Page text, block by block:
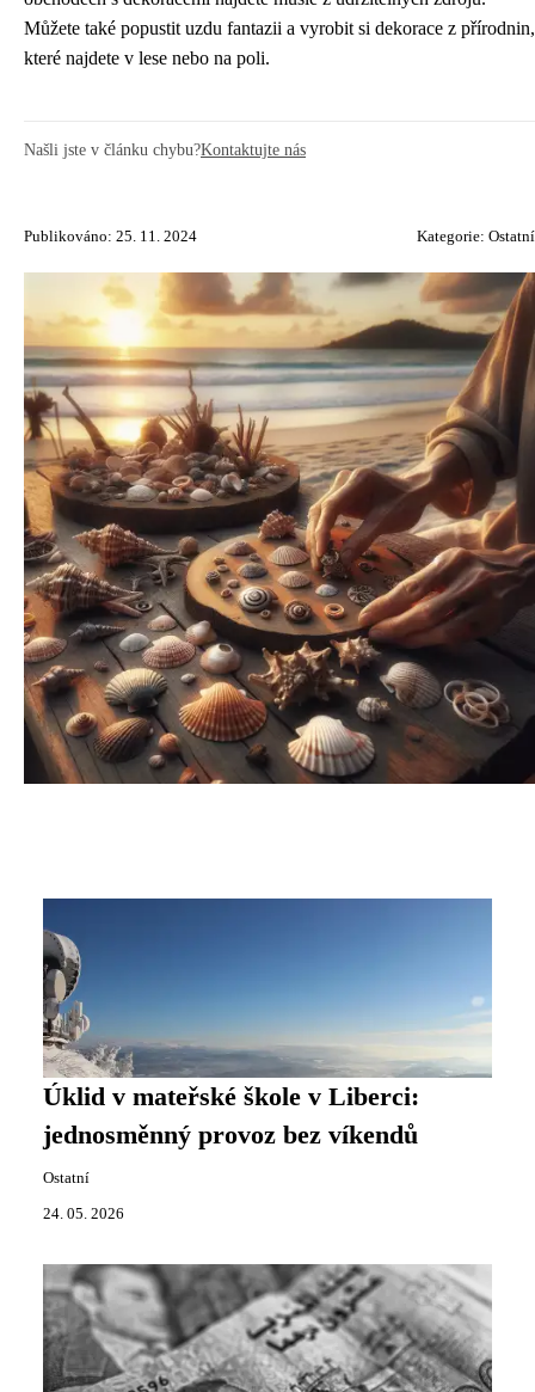
Můžete také popustit uzdu fantazii a vyrobit si dekorace z přírodnin,
které najdete v lese nebo na poli.
Našli jste v článku chybu?Kontaktujte nás
Publikováno: 25. 11. 2024 Kategorie: Ostatní
Úklid v mateřské škole v Liberci:
jednosměnný provoz bez víkendů
Ostatní
24. 05. 2026